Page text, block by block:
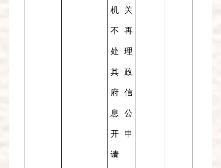
机关
不再
处理
其政
府信
息公
开申
请